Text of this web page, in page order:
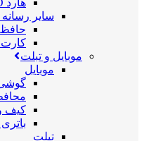
هارد SSD لپ تاپ
سایر
موبایل و تبلت
موبایل
گوشی
کیف
تبلت